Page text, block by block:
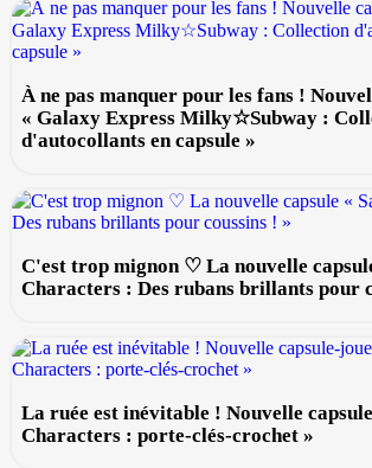
À ne pas manquer pour les fans !
« Galaxy Express Milky☆Subway :
d'autocollants en capsule »
C'est trop mignon ♡ La nouvelle
Characters : Des rubans brillants pour
La ruée est inévitable ! Nouvelle
Characters : porte-clés-crochet »